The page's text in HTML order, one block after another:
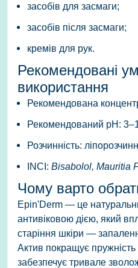
засобів для засмаги;
засобів після засмаги;
кремів для рук.
Рекомендовані
використання
Рекомендована
Рекомендований pH:
Розчинність:
INCI: Bisabolol, Mauritia
Чому варто
Epin'Derm — це
антивіковою дією, який
старіння шкіри —
Актив покращує пружність
забезпечує тривале